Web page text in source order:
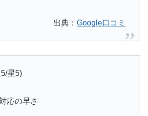
出典：Google口コミ
星5)
対応の早さ